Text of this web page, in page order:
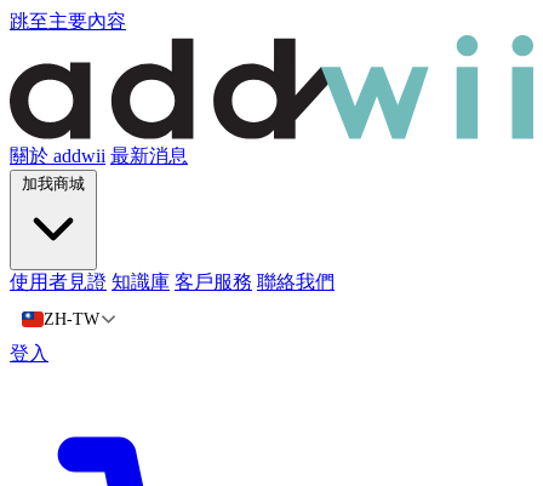
跳至主要內容
關於 addwii 最新消息
加我商城
使用者見證 知識庫 客戶服務 聯絡我們
ZH-TW
登入